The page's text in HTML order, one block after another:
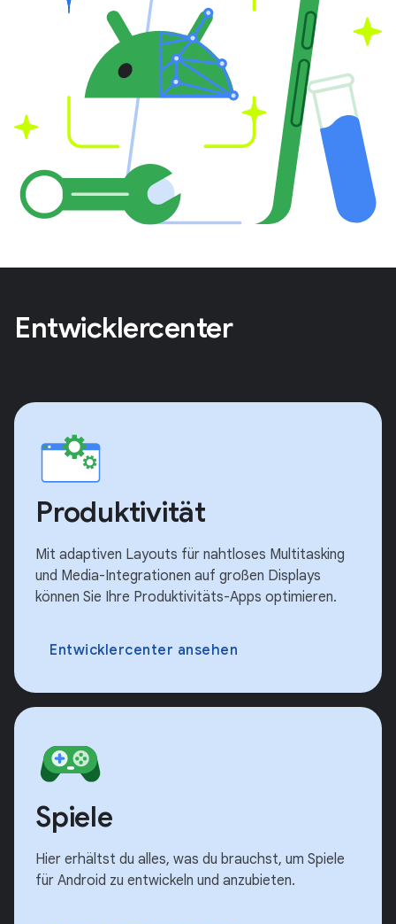
Entwicklercenter
Produktivität
Mit adaptiven Layouts für nahtloses Multitasking
und Media-Integrationen auf großen Displays
können Sie Ihre Produktivitäts-Apps optimieren.
Entwicklercenter ansehen
Spiele
Hier erhältst du alles, was du brauchst, um Spiele
für Android zu entwickeln und anzubieten.